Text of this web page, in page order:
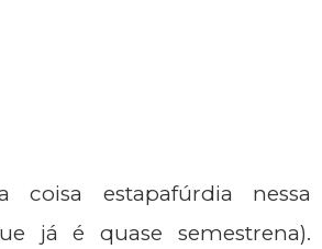
coisa estapafúrdia nessa
já é quase semestrena).